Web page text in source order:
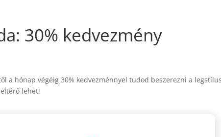
30% kedvezmény
a hónap végéig 30% kedvezménnyel tudod beszerezni a
lehet!